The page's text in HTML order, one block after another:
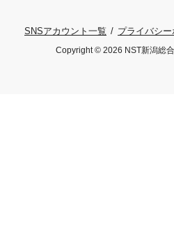
SNSアカウント一覧 プライバシ
Copyright © 2026 NST新潟総